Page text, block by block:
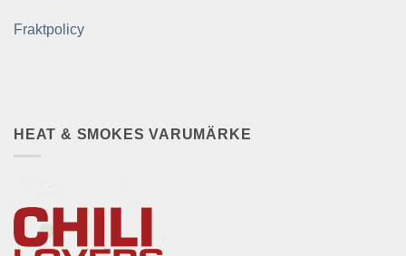
Fraktpolicy
HEAT & SMOKES VARUMÄRKE